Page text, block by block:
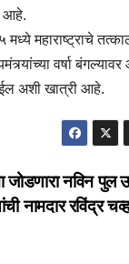
आहे.
महाराष्ट्राचे
वर्षा
अशी खात्री आहे.
नविन पुल
नामदार रविंद्र